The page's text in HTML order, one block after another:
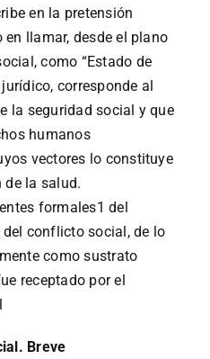
en la pretensión
llamar, desde el plano
como “Estado de
corresponde al
la seguridad social y que
humanos
vectores lo constituye
de la salud.
formales1 del
conflicto social, de lo
como sustrato
receptado por el
Breve